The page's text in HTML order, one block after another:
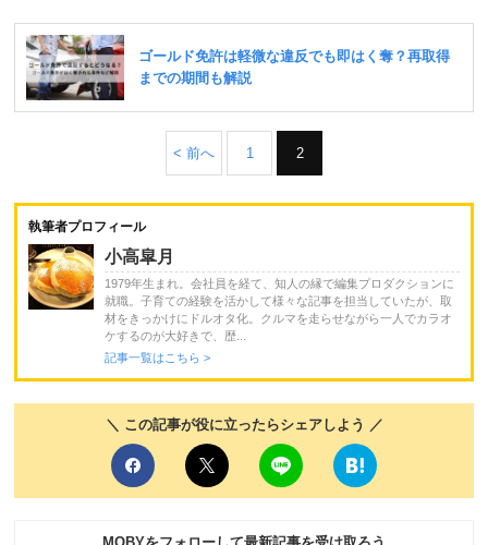
< 前へ 1 2
執筆者プロフィール
小高皐月
1979年生まれ。会社員を経て、知人の縁で編集プロダクションに
就職。子育ての経験を活かして様々な記事を担当していたが、取
材をきっかけにドルオタ化。クルマを走らせながら一人でカラオ
ケするのが大好きで、歴...
記事一覧はこちら >
＼ この記事が役に立ったらシェアしよう ／